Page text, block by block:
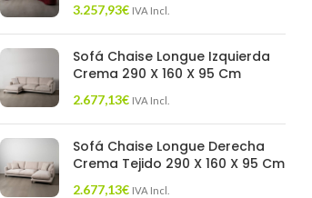
3.257,93€ IVA Incl.
Sofá Chaise Longue Izquierda
Crema 290 X 160 X 95 Cm
2.677,13€ IVA Incl.
Sofá Chaise Longue Derecha
Crema Tejido 290 X 160 X 95 Cm
2.677,13€ IVA Incl.